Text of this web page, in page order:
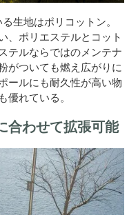
生地はポリコットン。
、ポリエステルとコット
テルならではのメンテナ
がついても燃え広がりに
ールにも耐久性が高い物
優れている。
合わせて拡張可能